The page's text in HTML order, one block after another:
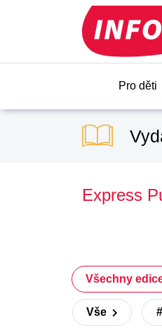
Pro děti
Express
Všechny
Vše